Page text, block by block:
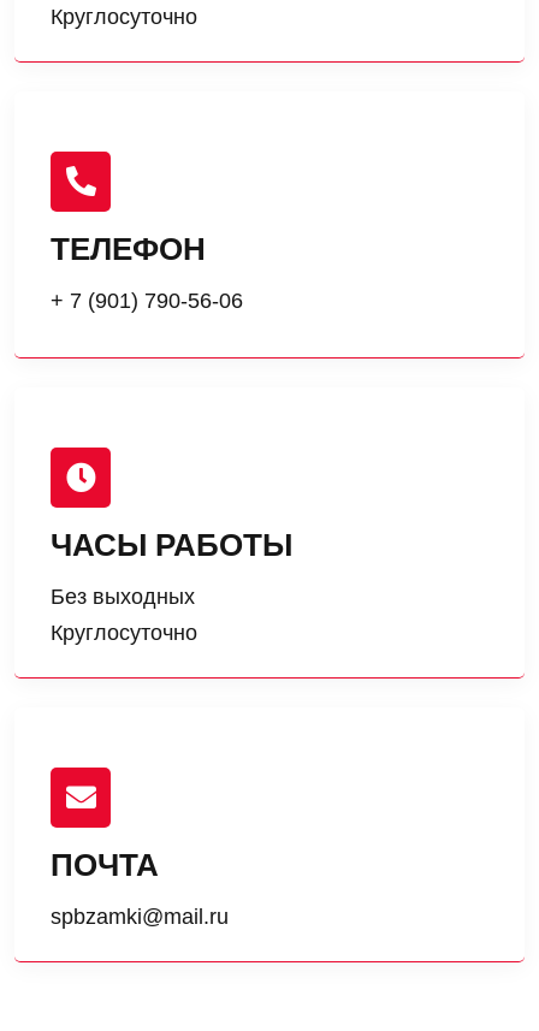
Круглосуточно
ТЕЛЕФОН
+ 7 (901) 790-56-06
ЧАСЫ РАБОТЫ
Без выходных
Круглосуточно
ПОЧТА
spbzamki@mail.ru